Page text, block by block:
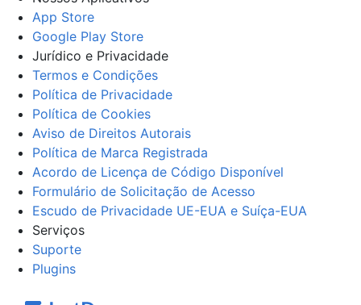
App Store
Google Play Store
Jurídico e Privacidade
Termos e Condições
Política de Privacidade
Política de Cookies
Aviso de Direitos Autorais
Política de Marca Registrada
Acordo de Licença de Código Disponível
Formulário de Solicitação de Acesso
Escudo de Privacidade UE-EUA e Suíça-EUA
Serviços
Suporte
Plugins